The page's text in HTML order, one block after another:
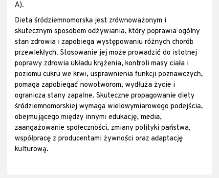
A).
Dieta śródziemnomorska jest zrównoważonym i
skutecznym sposobem odżywiania, który poprawia ogólny
stan zdrowia i zapobiega występowaniu różnych chorób
przewlekłych. Stosowanie jej może prowadzić do istotnej
poprawy zdrowia układu krążenia, kontroli masy ciała i
poziomu cukru we krwi, usprawnienia funkcji poznawczych,
pomaga zapobiegać nowotworom, wydłuża życie i
ogranicza stany zapalne. Skuteczne propagowanie diety
śródziemnomorskiej wymaga wielowymiarowego podejścia,
obejmującego między innymi edukację, media,
zaangażowanie społeczności, zmiany polityki państwa,
współpracę z producentami żywności oraz adaptację
kulturową.